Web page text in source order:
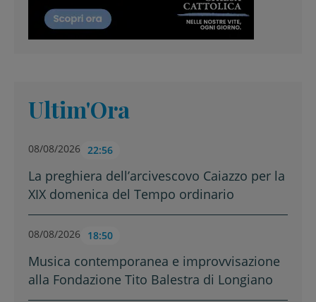
Ultim'Ora
08/08/2026 22:56
La preghiera dell’arcivescovo Caiazzo per la
XIX domenica del Tempo ordinario
08/08/2026 18:50
Musica contemporanea e improvvisazione
alla Fondazione Tito Balestra di Longiano